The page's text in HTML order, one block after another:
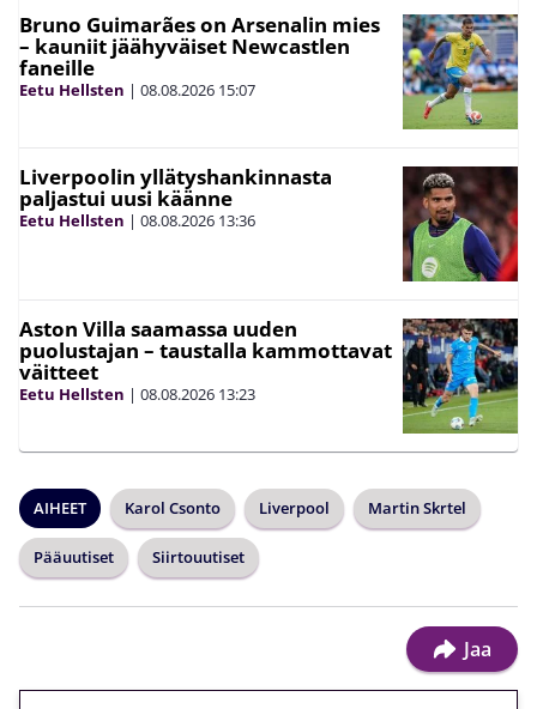
Bruno Guimarães on Arsenalin mies
– kauniit jäähyväiset Newcastlen
faneille
Eetu Hellsten | 08.08.2026 15:07
Liverpoolin yllätyshankinnasta
paljastui uusi käänne
Eetu Hellsten | 08.08.2026 13:36
Aston Villa saamassa uuden
puolustajan – taustalla kammottavat
väitteet
Eetu Hellsten | 08.08.2026 13:23
AIHEET Karol Csonto Liverpool Martin Skrtel
Pääuutiset Siirtouutiset
Jaa